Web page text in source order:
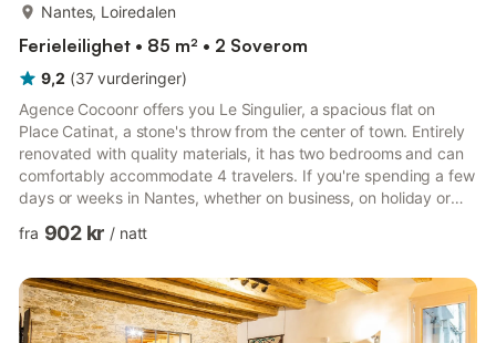
Nantes, Loiredalen
Ferieleilighet • 85 m² • 2 Soverom
9,2 (37 vurderinger)
Agence Cocoonr offers you Le Singulier, a spacious flat on
Place Catinat, a stone's throw from the center of town. Entirely
renovated with quality materials, it has two bedrooms and can
comfortably accommodate 4 travelers. If you're spending a few
days or weeks in Nantes, whether on business, on holiday or
comfortable flat! With a surface area of 84 m², it's ideally
Canclaux, with an unobstructed view over Place Catinat. On the
second floor with lift, the flat is composed as follo...
fra 902 kr / natt